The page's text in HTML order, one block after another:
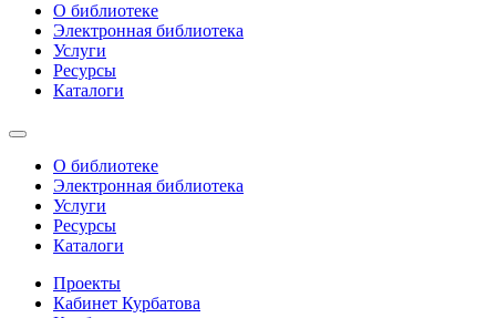
О библиотеке
Электронная библиотека
Услуги
Ресурсы
Каталоги
О библиотеке
Электронная библиотека
Услуги
Ресурсы
Каталоги
Проекты
Кабинет Курбатова